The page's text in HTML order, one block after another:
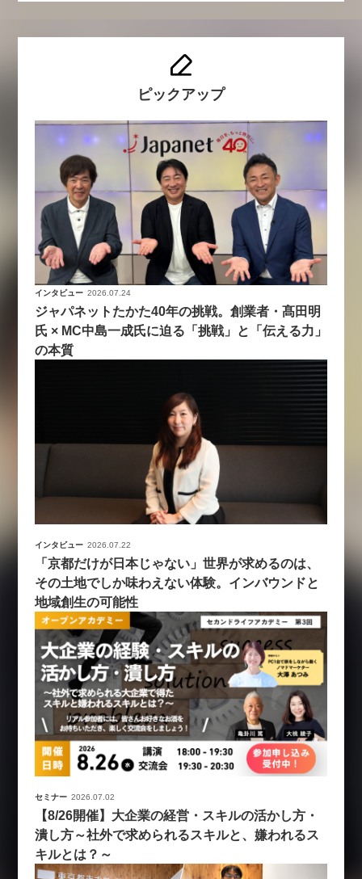
ピックアップ
インタビュー 2026.07.24
ジャパネットたかた40年の挑戦。創業者・髙田明
氏 × MC中島一成氏に迫る「挑戦」と「伝える力」
の本質
インタビュー 2026.07.22
「京都だけが日本じゃない」世界が求めるのは、
その土地でしか味わえない体験。インバウンドと
地域創生の可能性
セミナー 2026.07.02
【8/26開催】大企業の経営・スキルの活かし方・
潰し方～社外で求められるスキルと、嫌われるス
キルとは？～